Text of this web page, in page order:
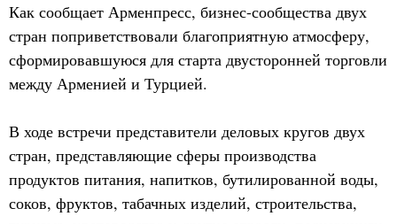
Как сообщает Арменпресс, бизнес-сообщества двух
стран поприветствовали благоприятную атмосферу,
сформировавшуюся для старта двусторонней торговли
между Арменией и Турцией.
В ходе встречи представители деловых кругов двух
стран, представляющие сферы производства
продуктов питания, напитков, бутилированной воды,
соков, фруктов, табачных изделий, строительства,